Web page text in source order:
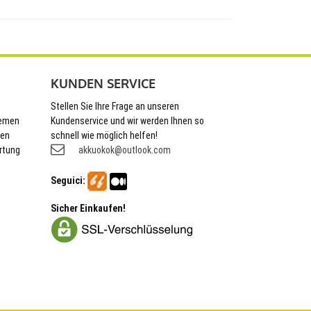
KUNDEN SERVICE
Stellen Sie Ihre Frage an unseren
Kundenservice und wir werden Ihnen so
schnell wie möglich helfen!
akkuokok@outlook.com
Seguici:
Sicher Einkaufen!